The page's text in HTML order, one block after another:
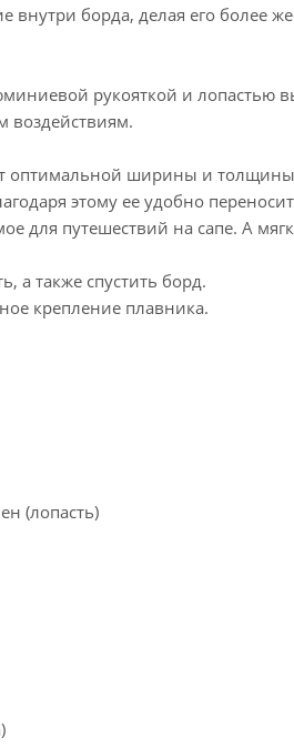
борда, делая его более
рукояткой и лопастью
воздействиям.
оптимальной ширины и
этому ее удобно
для путешествий на сапе. А
а также спустить борд.
крепление плавника.
(лопасть)